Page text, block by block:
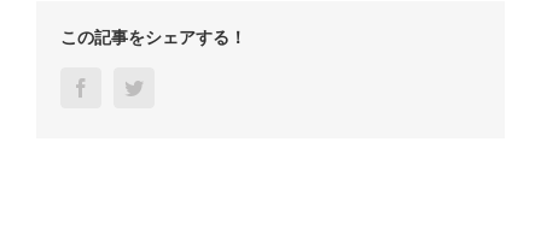
この記事をシェアする！
Facebook